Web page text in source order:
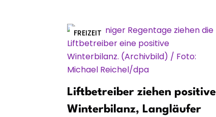
FREIZEIT
Liftbetreiber ziehen positive
Winterbilanz, Langläufer